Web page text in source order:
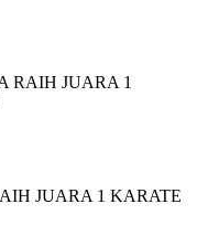
RAIH JUARA 1